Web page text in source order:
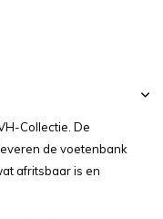
Collectie. De
de voetenbank
afritsbaar is en